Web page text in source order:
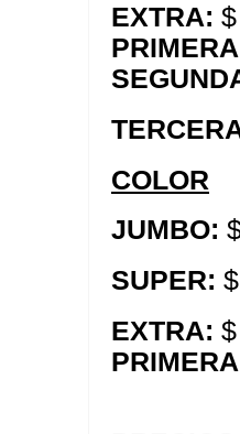
EXTRA:
COLOR
JUMBO:
SUPER:
EXTRA: